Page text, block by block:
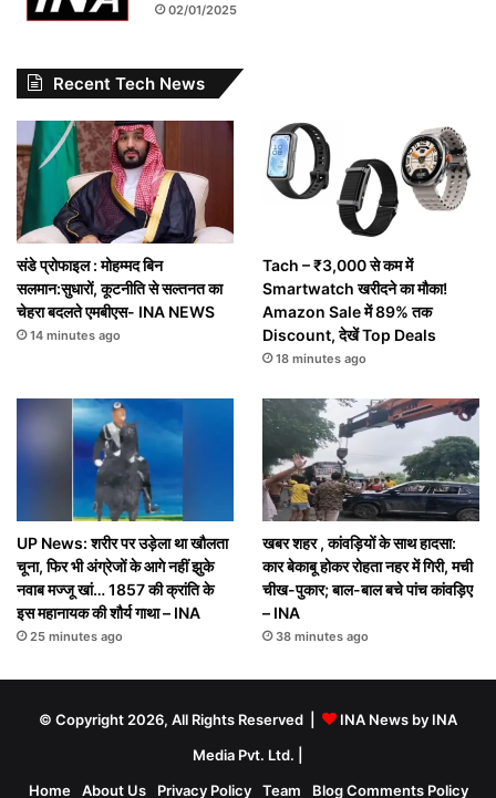
02/01/2025
Recent Tech News
संडे प्रोफाइल : मोहम्मद बिन
सलमान:सुधारों, कूटनीति से सल्तनत का
चेहरा बदलते एमबीएस- INA NEWS
14 minutes ago
Tach – ₹3,000 से कम में
Smartwatch खरीदने का मौका!
Amazon Sale में 89% तक
Discount, देखें Top Deals
18 minutes ago
UP News: शरीर पर उड़ेला था खौलता
चूना, फिर भी अंग्रेजों के आगे नहीं झुके
नवाब मज्जू खां… 1857 की क्रांति के
इस महानायक की शौर्य गाथा – INA
25 minutes ago
खबर शहर , कांवड़ियों के साथ हादसा:
कार बेकाबू होकर रोहता नहर में गिरी, मची
चीख-पुकार; बाल-बाल बचे पांच कांवड़िए
– INA
38 minutes ago
© Copyright 2026, All Rights Reserved |
INA News by INA
Media Pvt. Ltd.
Home
About Us Privacy Policy Team Blog Comments Policy